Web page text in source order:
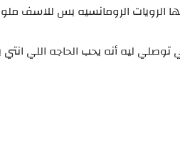
الرويات الرومانسيه بس للاسف
ليه أنه يحب الحاجه اللي انتي